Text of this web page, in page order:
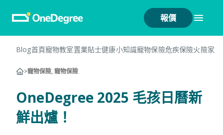
報價
Blog首頁寵物教室置業貼士健康小知識寵物保險危疾保險火險家
>寵物保險, 寵物保險
OneDegree 2025 毛孩日曆新
鮮出爐！